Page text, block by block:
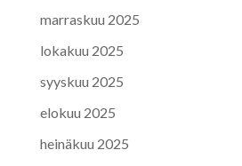
marraskuu 2025
lokakuu 2025
syyskuu 2025
elokuu 2025
heinäkuu 2025